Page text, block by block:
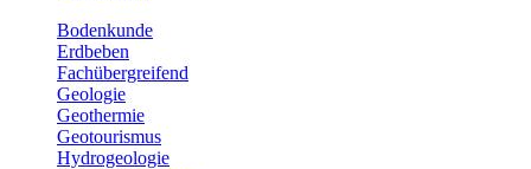
Bodenkunde
Erdbeben
Fachübergreifend
Geologie
Geothermie
Geotourismus
Hydrogeologie